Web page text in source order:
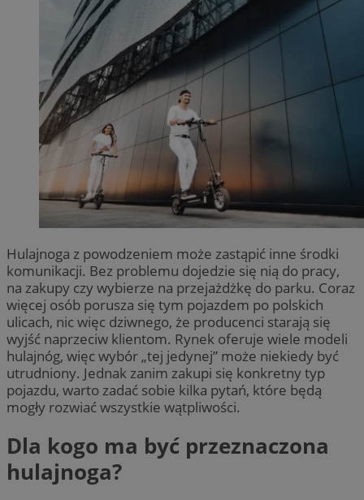
Hulajnoga z powodzeniem może zastąpić inne środki
komunikacji. Bez problemu dojedzie się nią do pracy,
na zakupy czy wybierze na przejażdżkę do parku. Coraz
więcej osób porusza się tym pojazdem po polskich
ulicach, nic więc dziwnego, że producenci starają się
wyjść naprzeciw klientom. Rynek oferuje wiele modeli
hulajnóg, więc wybór „tej jedynej” może niekiedy być
utrudniony. Jednak zanim zakupi się konkretny typ
pojazdu, warto zadać sobie kilka pytań, które będą
mogły rozwiać wszystkie wątpliwości.
Dla kogo ma być przeznaczona
hulajnoga?